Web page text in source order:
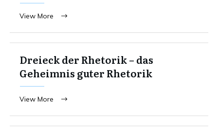
View More
Dreieck der Rhetorik – das
Geheimnis guter Rhetorik
View More